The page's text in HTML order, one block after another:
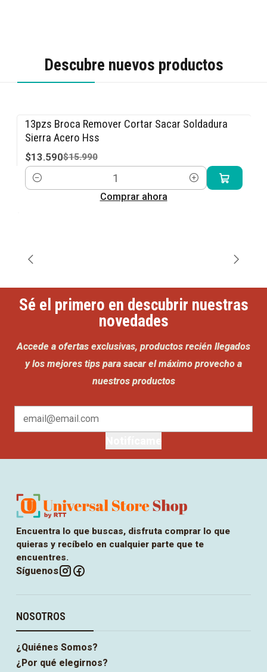
Descubre nuevos productos
-15% OFF
13pzs Broca Remover Cortar Sacar Soldadura
Sierra Acero Hss
$13.590$15.990
Cantidad
Comprar ahora
Sé el primero en descubrir nuestras
novedades
Accede a ofertas exclusivas, productos recién llegados
y los mejores tips para sacar el máximo provecho a
nuestros productos
Encuentra lo que buscas, disfruta comprar lo que
quieras y recíbelo en cualquier parte que te
encuentres.
Síguenos
NOSOTROS
¿Quiénes Somos?
¿Por qué elegirnos?